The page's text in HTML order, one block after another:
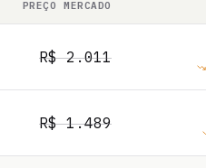
PREÇO MERCADO
R$2.011
R$1.489